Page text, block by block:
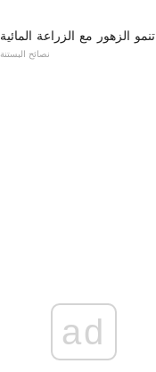
تنمو الزهور مع الزراعة المائية
نصائح البستنة
ad